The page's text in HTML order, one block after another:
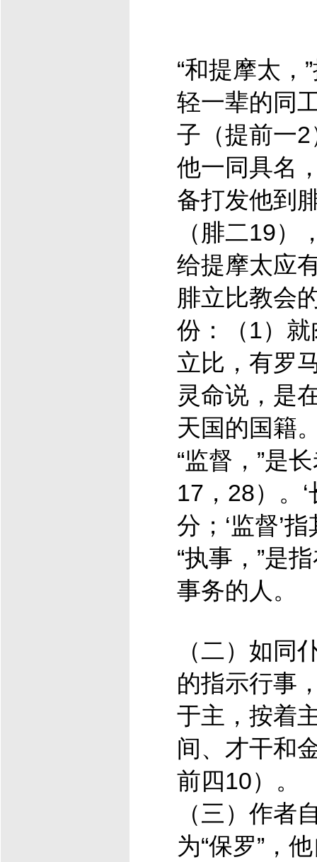
“和提摩太，
轻一辈的同
子（提前一
他一同具名
备打发他到
（腓二19）
给提摩太应
腓立比教会
份：（1）
立比，有罗
灵命说，是
天国的国籍
“监督，”是
17，28）。‘
分；‘监督’
“执事，”是
事务的人。
（二）如同
的指示行事
于主，按着
间、才干和
前四10）。
（三）作者
为“保罗”，